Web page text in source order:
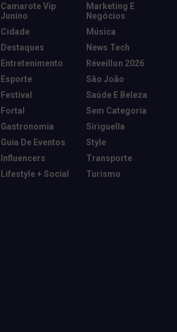
Camarote Vip
Junino
Cidade
Destaques
Entretenimento
Esporte
Festival
Fortal
Gastronomia
Guia De Eventos
Influencers
Lifestyle + Social
Marketing E
Negócios
Música
News Tech
Réveillon 2026
São João
Saúde E Beleza
Sem Categoria
Siriguella
Style
Transporte
Turismo